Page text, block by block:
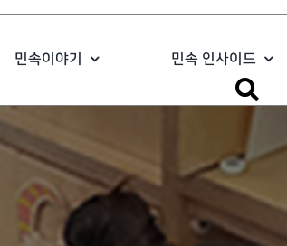
민속이야기 민속 인사이드